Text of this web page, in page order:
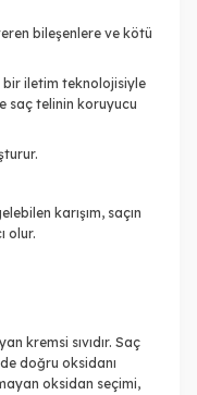
bileşenlere ve kötü
bir iletim teknolojisiyle
saç telinin koruyucu
karışım, saçın
olur.
kremsi sıvıdır. Saç
doğru oksidanı
oksidan seçimi,